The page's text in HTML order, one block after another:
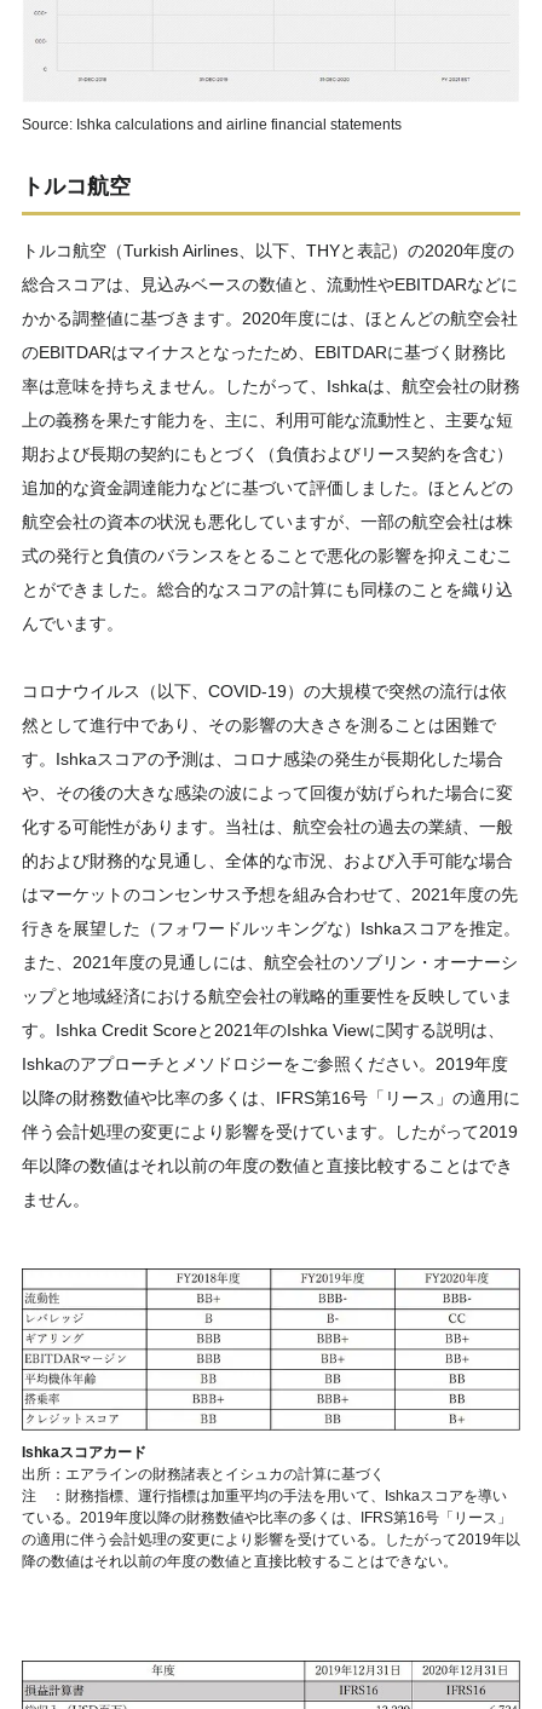
Source: Ishka calculations and airline financial statements
トルコ航空
トルコ航空（Turkish Airlines、以下、THYと表記）の2020年度の
総合スコアは、見込みベースの数値と、流動性やEBITDARなどに
かかる調整値に基づきます。2020年度には、ほとんどの航空会社
のEBITDARはマイナスとなったため、EBITDARに基づく財務比
率は意味を持ちえません。したがって、Ishkaは、航空会社の財務
上の義務を果たす能力を、主に、利用可能な流動性と、主要な短
期および長期の契約にもとづく（負債およびリース契約を含む）
追加的な資金調達能力などに基づいて評価しました。ほとんどの
航空会社の資本の状況も悪化していますが、一部の航空会社は株
式の発行と負債のバランスをとることで悪化の影響を抑えこむこ
とができました。総合的なスコアの計算にも同様のことを織り込
んでいます。
コロナウイルス（以下、COVID-19）の大規模で突然の流行は依
然として進行中であり、その影響の大きさを測ることは困難で
す。Ishkaスコアの予測は、コロナ感染の発生が長期化した場合
や、その後の大きな感染の波によって回復が妨げられた場合に変
化する可能性があります。当社は、航空会社の過去の業績、一般
的および財務的な見通し、全体的な市況、および入手可能な場合
はマーケットのコンセンサス予想を組み合わせて、2021年度の先
行きを展望した（フォワードルッキングな）Ishkaスコアを推定。
また、2021年度の見通しには、航空会社のソブリン・オーナーシ
ップと地域経済における航空会社の戦略的重要性を反映していま
す。Ishka Credit Scoreと2021年のIshka Viewに関する説明は、
Ishkaのアプローチとメソドロジーをご参照ください。2019年度
以降の財務数値や比率の多くは、IFRS第16号「リース」の適用に
伴う会計処理の変更により影響を受けています。したがって2019
年以降の数値はそれ以前の年度の数値と直接比較することはでき
ません。
Ishkaスコアカード
出所：エアラインの財務諸表とイシュカの計算に基づく
注 ：財務指標、運行指標は加重平均の手法を用いて、Ishkaスコアを導い
ている。2019年度以降の財務数値や比率の多くは、IFRS第16号「リース」
の適用に伴う会計処理の変更により影響を受けている。したがって2019年以
降の数値はそれ以前の年度の数値と直接比較することはできない。